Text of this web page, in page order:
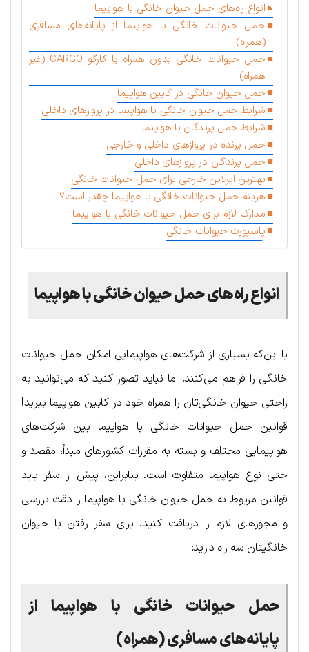
انواع راه‌های حمل حیوان خانگی با هواپیما
حمل حیوانات خانگی با هواپیما از پایانه‌های مسافری
(همراه)
حمل حیوانات خانگی بدون همراه یا کارگو CARGO (غیر
همراه)
حمل حیوان خانگی در کابین هواپیما
شرایط حمل حیوان خانگی با هواپیما در پروازهای داخلی
شرایط حمل پرندگان با هواپیما
حمل پرنده در پروازهای داخلی و خارجی
حمل پرندگان در پروازهای داخلی
بهترین ایرلاین‌ خارجی برای حمل حیوانات خانگی
هزینه حمل حیوانات خانگی با هواپیما چقدر است؟
مدارک لازم برای حمل حیوانات خانگی با هواپیما
پاسپورت حیوانات خانگی
انواع راه‌های حمل حیوان خانگی با هواپیما
با این‌که بسیاری از شرکت‌های هواپیمایی امکان حمل حیوانات
خانگی را فراهم می‌کنند، اما نباید تصور کنید که می‌توانید به
‌راحتی حیوان خانگی‌تان را همراه خود در کابین هواپیما ببرید!
قوانین حمل حیوانات خانگی با هواپیما بین شرکت‌های
هواپیمایی مختلف و بسته به مقررات کشورهای مبدأ، مقصد و
حتی نوع هواپیما متفاوت است. بنابراین، پیش از سفر باید
قوانین مربوط به حمل حیوان خانگی با هواپیما را دقت بررسی
و مجوزهای لازم را دریافت کنید. برای سفر رفتن با حیوان
خانگیتان سه راه دارید:
حمل حیوانات خانگی با هواپیما از
پایانه‌های مسافری (همراه)